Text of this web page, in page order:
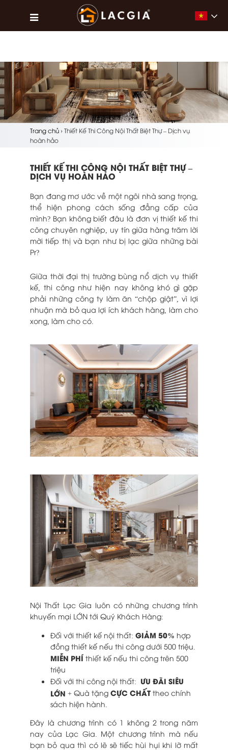
Trang chủ ›Thiết Kế Thi Công Nội Thất Biệt Thự – Dịch vụ
hoàn hảo
THIẾT KẾ THI CÔNG NỘI THẤT BIỆT THỰ –
DỊCH VỤ HOÀN HẢO
Bạn đang mơ ước về một ngôi nhà sang trọng,
thể hiện phong cách sống đẳng cấp của
mình? Bạn không biết đâu là đơn vị thiết kế thi
công chuyên nghiệp, uy tín giữa hàng trăm lời
mời tiếp thị và bạn như bị lạc giữa những bài
Pr?
Giữa thời đại thị trường bùng nổ dịch vụ thiết
kế, thi công như hiện nay không khó gì gặp
phải những công ty làm ăn “chộp giật”, vì lợi
nhuận mà bỏ qua lợi ích khách hàng, làm cho
xong, làm cho có.
Nội Thất Lạc Gia luôn có những chương trình
khuyến mại LỚN tới Quý Khách Hàng:
Đối với thiết kế nội thất: GIẢM 50% hợp
đồng thiết kế nếu thi công dưới 500 triệu.
MIỄN PHÍ thiết kế nếu thi công trên 500
triệu
Đối với thi công nội thất: ƯU ĐÃI SIÊU
LỚN + Quà tặng CỰC CHẤT theo chính
sách hiện hành.
Đây là chương trình có 1 không 2 trong năm
nay của Lạc Gia. Một chương trình mà nếu
bạn bỏ qua thì có lẽ sẽ tiếc hùi hụi khi lỡ mất